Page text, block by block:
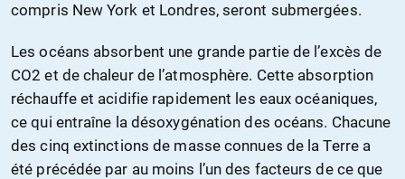
compris New York et Londres, seront submergées.
Les océans absorbent une grande partie de l’excès de
CO2 et de chaleur de l’atmosphère. Cette absorption
réchauffe et acidifie rapidement les eaux océaniques,
ce qui entraîne la désoxygénation des océans. Chacune
des cinq extinctions de masse connues de la Terre a
été précédée par au moins l’un des facteurs de ce que